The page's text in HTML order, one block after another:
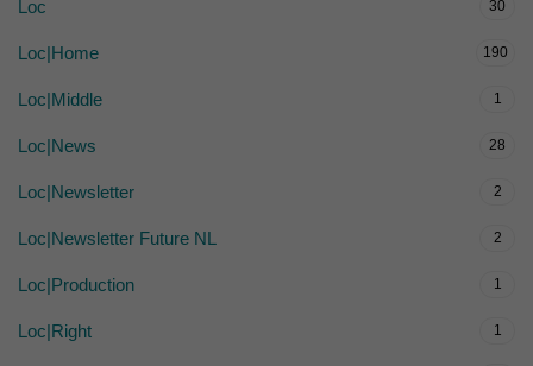
Loc 30
Loc|Home 190
Loc|Middle 1
Loc|News 28
Loc|Newsletter 2
Loc|Newsletter Future NL 2
Loc|Production 1
Loc|Right 1